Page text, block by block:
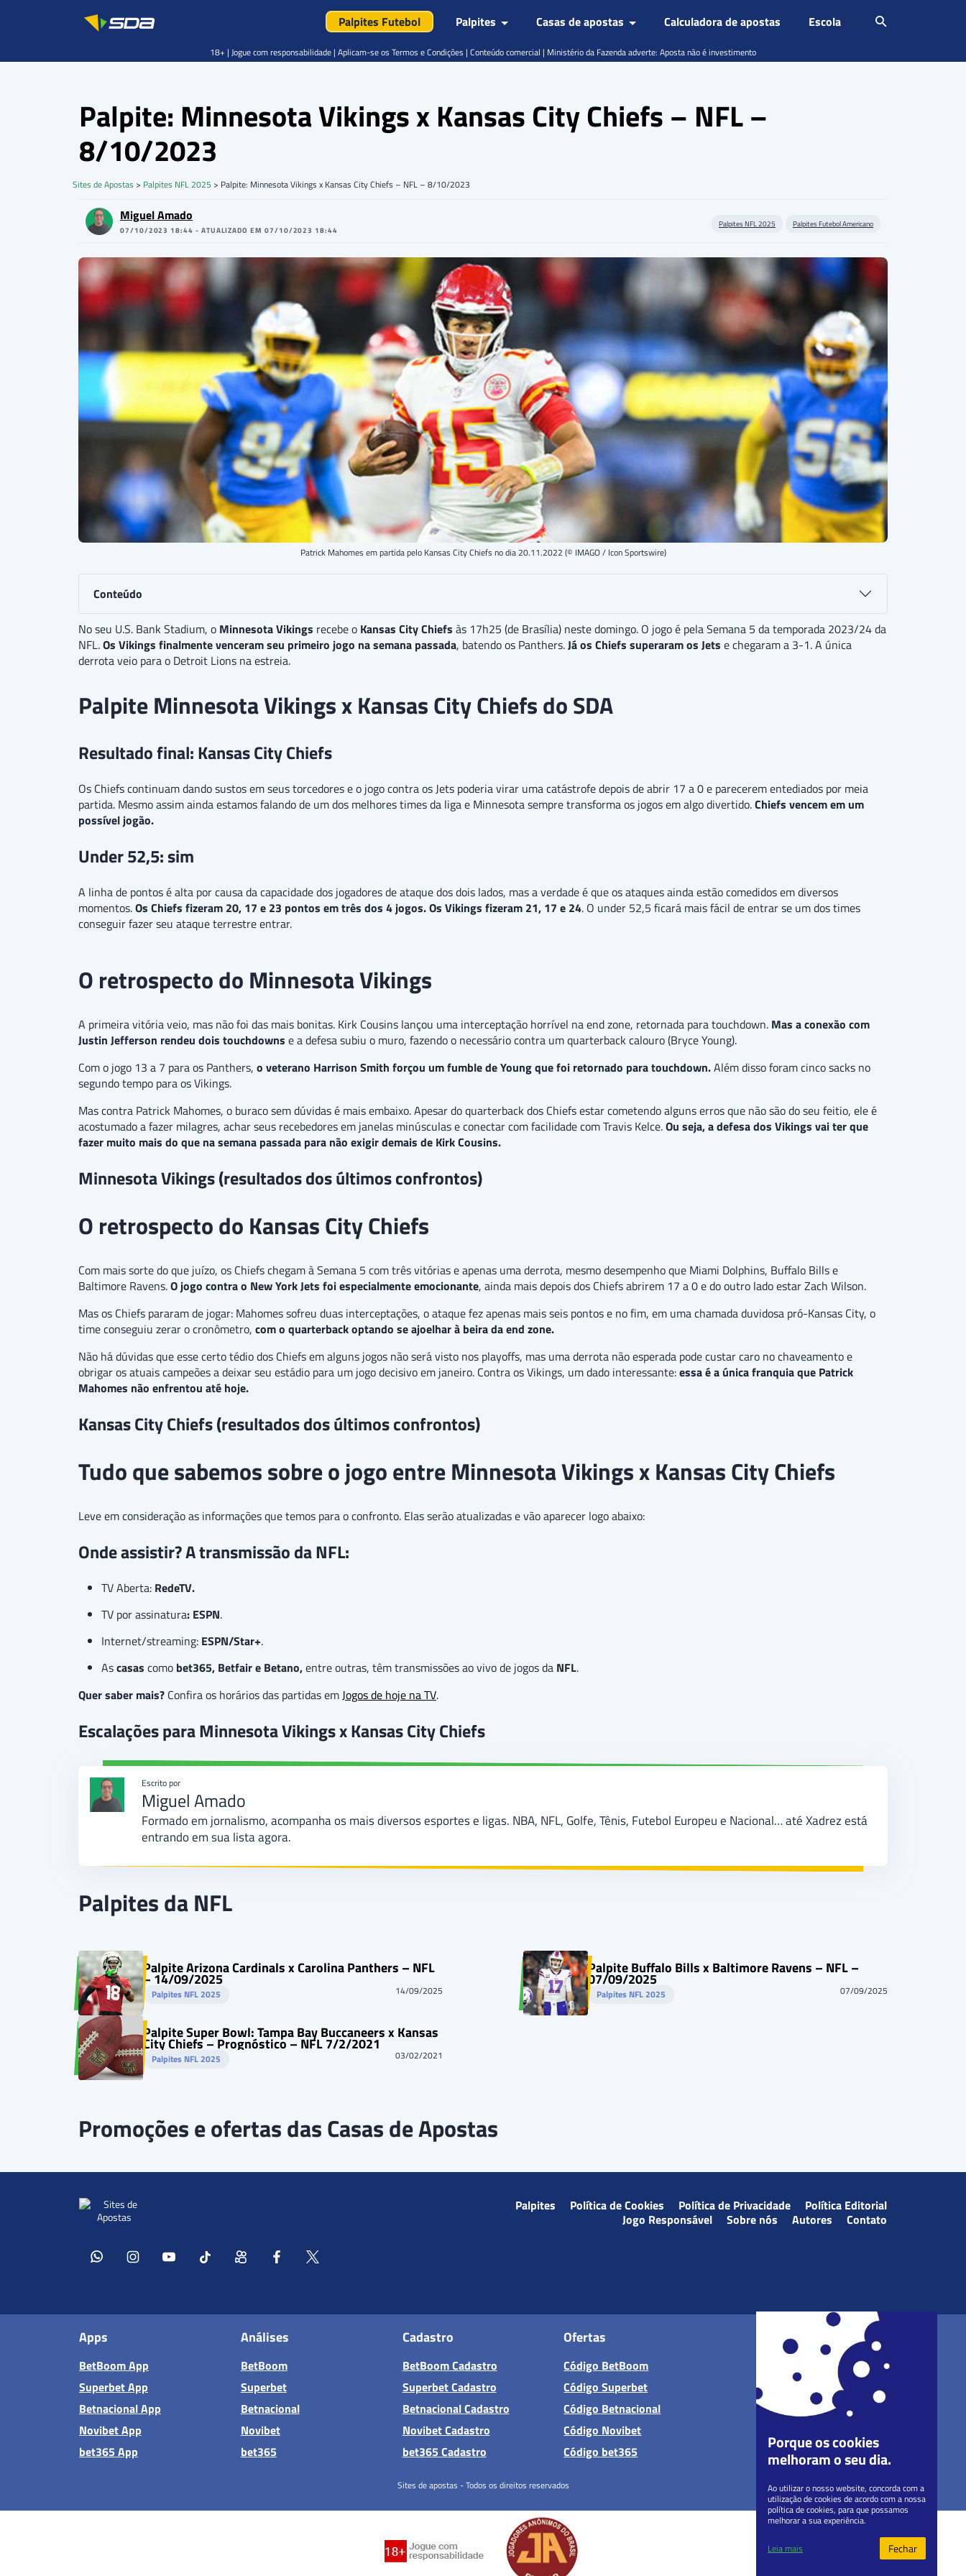
Palpites Futebol Palpites Casas de apostas Calculadora de apostas Escola
Palpite: Minnesota Vikings x Kansas City Chiefs – NFL –
8/10/2023
Sites de Apostas > Palpites NFL 2025 > Palpite: Minnesota Vikings x Kansas City Chiefs – NFL – 8/10/2023
Miguel Amado
07/10/2023 18:44 - ATUALIZADO EM 07/10/2023 18:44
Palpites NFL 2025 Palpites Futebol Americano
Patrick Mahomes em partida pelo Kansas City Chiefs no dia 20.11.2022 (© IMAGO / Icon Sportswire)
Conteúdo
No seu U.S. Bank Stadium, o Minnesota Vikings recebe o Kansas City Chiefs às 17h25 (de Brasília) neste domingo. O jogo é pela Semana 5 da temporada 2023/24 da
NFL.Os Vikings finalmente venceram seu primeiro jogo na semana passada, batendo os Panthers.Já os Chiefs superaram os Jets e chegaram a 3-1. A única
derrota veio para o Detroit Lions na estreia.
Palpite Minnesota Vikings x Kansas City Chiefs do SDA
Resultado final: Kansas City Chiefs
Os Chiefs continuam dando sustos em seus torcedores e o jogo contra os Jets poderia virar uma catástrofe depois de abrir 17 a 0 e parecerem entediados por meia
partida. Mesmo assim ainda estamos falando de um dos melhores times da liga e Minnesota sempre transforma os jogos em algo divertido.Chiefs vencem em um
possível jogão.
Under 52,5: sim
A linha de pontos é alta por causa da capacidade dos jogadores de ataque dos dois lados, mas a verdade é que os ataques ainda estão comedidos em diversos
momentos.Os Chiefs fizeram 20, 17 e 23 pontos em três dos 4 jogos. Os Vikings fizeram 21, 17 e 24. O under 52,5 ficará mais fácil de entrar se um dos times
conseguir fazer seu ataque terrestre entrar.
O retrospecto do Minnesota Vikings
A primeira vitória veio, mas não foi das mais bonitas. Kirk Cousins lançou uma interceptação horrível na end zone, retornada para touchdown. Mas a conexão com
Justin Jefferson rendeu dois touchdowns e a defesa subiu o muro, fazendo o necessário contra um quarterback calouro (Bryce Young).
Com o jogo 13 a 7 para os Panthers, o veterano Harrison Smith forçou um fumble de Young que foi retornado para touchdown.Além disso foram cinco sacks no
segundo tempo para os Vikings.
Mas contra Patrick Mahomes, o buraco sem dúvidas é mais embaixo. Apesar do quarterback dos Chiefs estar cometendo alguns erros que não são do seu feitio, ele é
acostumado a fazer milagres, achar seus recebedores em janelas minúsculas e conectar com facilidade com Travis Kelce.Ou seja, a defesa dos Vikings vai ter que
fazer muito mais do que na semana passada para não exigir demais de Kirk Cousins.
Minnesota Vikings (resultados dos últimos confrontos)
O retrospecto do Kansas City Chiefs
Com mais sorte do que juízo, os Chiefs chegam à Semana 5 com três vitórias e apenas uma derrota, mesmo desempenho que Miami Dolphins, Buffalo Bills e
Baltimore Ravens.O jogo contra o New York Jets foi especialmente emocionante, ainda mais depois dos Chiefs abrirem 17 a 0 e do outro lado estar Zach Wilson.
Mas os Chiefs pararam de jogar: Mahomes sofreu duas interceptações, o ataque fez apenas mais seis pontos e no fim, em uma chamada duvidosa pró-Kansas City, o
time conseguiu zerar o cronômetro, com o quarterback optando se ajoelhar à beira da end zone.
Não há dúvidas que esse certo tédio dos Chiefs em alguns jogos não será visto nos playoffs, mas uma derrota não esperada pode custar caro no chaveamento e
obrigar os atuais campeões a deixar seu estádio para um jogo decisivo em janeiro. Contra os Vikings, um dado interessante:essa é a única franquia que Patrick
Mahomes não enfrentou até hoje.
Kansas City Chiefs (resultados dos últimos confrontos)
Tudo que sabemos sobre o jogo entre Minnesota Vikings x Kansas City Chiefs
Leve em consideração as informações que temos para o confronto. Elas serão atualizadas e vão aparecer logo abaixo:
Onde assistir? A transmissão da NFL:
TV Aberta: RedeTV.
TV por assinatura: ESPN.
Internet/streaming: ESPN/Star+.
Ascasas como bet365, Betfair e Betano,entre outras, têm transmissões ao vivo de jogos da NFL.
Quer saber mais? Confira os horários das partidas emJogos de hoje na TV.
Escalações para Minnesota Vikings x Kansas City Chiefs
Escrito por
Miguel Amado
Formado em jornalismo, acompanha os mais diversos esportes e ligas. NBA, NFL, Golfe, Tênis, Futebol Europeu e Nacional… até Xadrez está
entrando em sua lista agora.
Palpites da NFL
Palpite Arizona Cardinals x Carolina Panthers – NFL
– 14/09/2025
Palpites NFL 2025 14/09/2025
Palpite Buffalo Bills x Baltimore Ravens – NFL –
07/09/2025
Palpites NFL 2025 07/09/2025
Palpite Super Bowl: Tampa Bay Buccaneers x Kansas
City Chiefs – Prognóstico – NFL 7/2/2021
Palpites NFL 2025 03/02/2021
Promoções e ofertas das Casas de Apostas
Palpites Política de Cookies Política de Privacidade
Política Editorial
Jogo Responsável
Sobre nós Autores Contato
Apps
BetBoom App
Superbet App
Betnacional App
Novibet App
bet365 App
Análises
BetBoom
Superbet
Betnacional
Novibet
bet365
Cadastro
BetBoom Cadastro
Superbet Cadastro
Betnacional Cadastro
Novibet Cadastro
bet365 Cadastro
Ofertas
Código BetBoom
Código Superbet
Código Betnacional
Código Novibet
Código bet365
Sites de apostas - Todos os direitos reservados
Porque os cookies
melhoram o seu dia.
Ao utilizar o nosso website, concorda com a
utilização de cookies de acordo com a nossa
política de cookies, para que possamos
melhorar a sua experiência.
Leia mais Fechar
18+ | Jogue com responsabilidade | Aplicam-se os Termos e Condições | Conteúdo comercial | Ministério da Fazenda adverte: Aposta não é investimento